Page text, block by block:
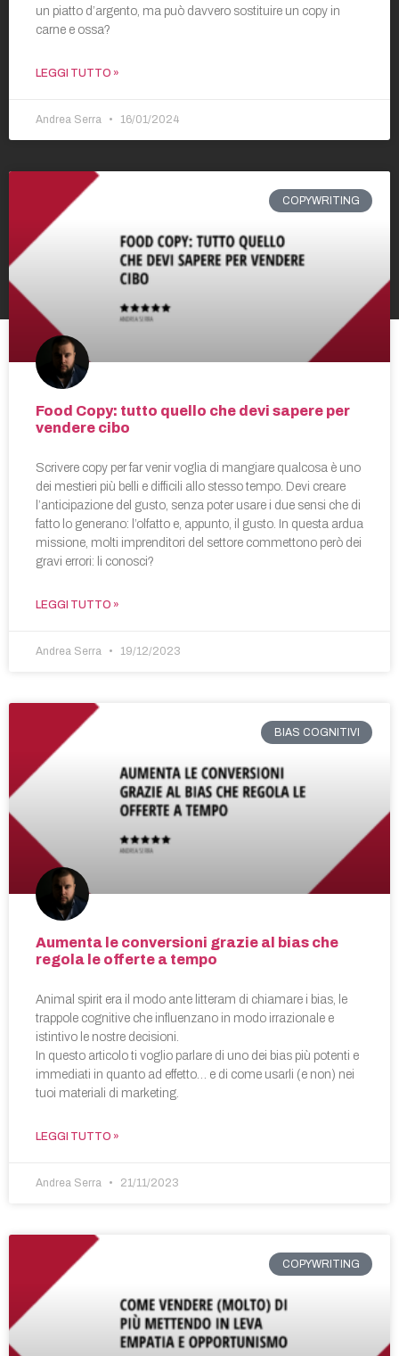
un piatto d’argento, ma può davvero sostituire un copy in
carne e ossa?
LEGGI TUTTO »
Andrea Serra 16/01/2024
COPYWRITING
Food Copy: tutto quello che devi sapere per
vendere cibo
Scrivere copy per far venir voglia di mangiare qualcosa è uno
dei mestieri più belli e difficili allo stesso tempo. Devi creare
l’anticipazione del gusto, senza poter usare i due sensi che di
fatto lo generano: l’olfatto e, appunto, il gusto. In questa ardua
missione, molti imprenditori del settore commettono però dei
gravi errori: li conosci?
LEGGI TUTTO »
Andrea Serra 19/12/2023
BIAS COGNITIVI
Aumenta le conversioni grazie al bias che
regola le offerte a tempo
Animal spirit era il modo ante litteram di chiamare i bias, le
trappole cognitive che influenzano in modo irrazionale e
istintivo le nostre decisioni.
In questo articolo ti voglio parlare di uno dei bias più potenti e
immediati in quanto ad effetto… e di come usarli (e non) nei
tuoi materiali di marketing.
LEGGI TUTTO »
Andrea Serra 21/11/2023
COPYWRITING